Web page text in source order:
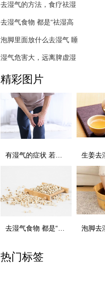
去湿气的方法，食疗祛湿
去湿气食物 都是“祛湿高
泡脚里面放什么去湿气 睡
湿气危害大，远离脾虚湿
精彩图片
热门标签